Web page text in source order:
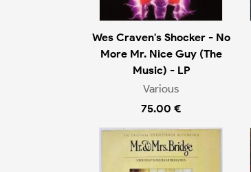
Wes Craven's Shocker - No
More Mr. Nice Guy (The
Music) - LP
Various
75.00 €